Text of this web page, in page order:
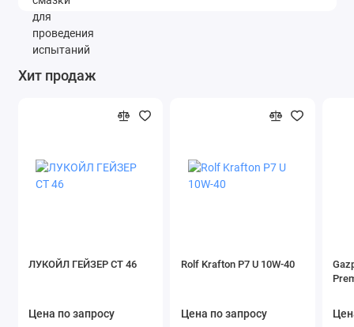
Хит продаж
ЛУКОЙЛ ГЕЙЗЕР СТ 46
Цена по запросу
Rolf Krafton P7 U 10W-40
Цена по запросу